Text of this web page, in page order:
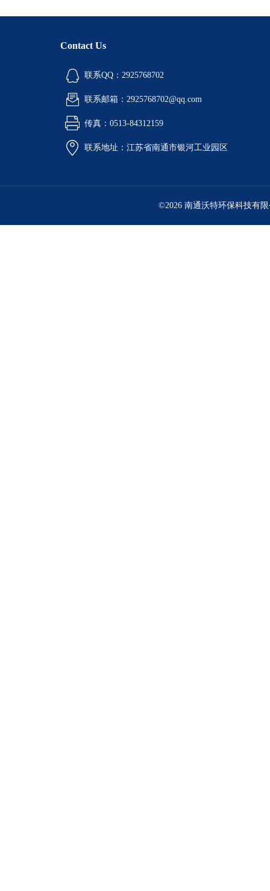
Contact Us
联系QQ：2925768702
联系邮箱：2925768702@qq.com
传真：0513-84312159
联系地址：江苏省南通市银河工业园区
©2026 南通沃特环保科技有